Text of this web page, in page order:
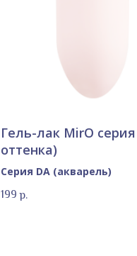
Гель-лак MirO серия
оттенка)
Серия DA (акварель)
199 р.